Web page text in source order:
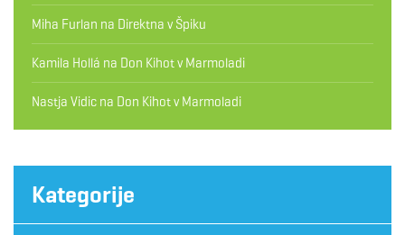
Miha Furlan na Direktna v Špiku
Kamila Hollá na Don Kihot v Marmoladi
Nastja Vidic na Don Kihot v Marmoladi
Kategorije